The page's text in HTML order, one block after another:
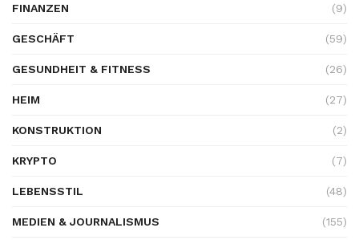
FINANZEN (9)
GESCHÄFT (59)
GESUNDHEIT & FITNESS (26)
HEIM (27)
KONSTRUKTION (2)
KRYPTO (7)
LEBENSSTIL (48)
MEDIEN & JOURNALISMUS (155)